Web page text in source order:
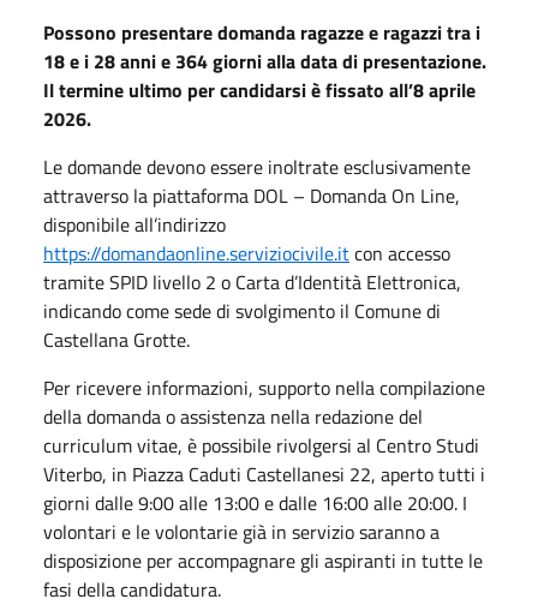
Possono presentare domanda ragazze e ragazzi tra i
18 e i 28 anni e 364 giorni alla data di presentazione.
Il termine ultimo per candidarsi è fissato all’8 aprile
2026.
Le domande devono essere inoltrate esclusivamente
attraverso la piattaforma DOL – Domanda On Line,
disponibile all’indirizzo
https://domandaonline.serviziocivile.itcon accesso
tramite SPID livello 2 o Carta d’Identità Elettronica,
indicando come sede di svolgimento il Comune di
Castellana Grotte.
Per ricevere informazioni, supporto nella compilazione
della domanda o assistenza nella redazione del
curriculum vitae, è possibile rivolgersi al Centro Studi
Viterbo, in Piazza Caduti Castellanesi 22, aperto tutti i
giorni dalle 9:00 alle 13:00 e dalle 16:00 alle 20:00. I
volontari e le volontarie già in servizio saranno a
disposizione per accompagnare gli aspiranti in tutte le
fasi della candidatura.